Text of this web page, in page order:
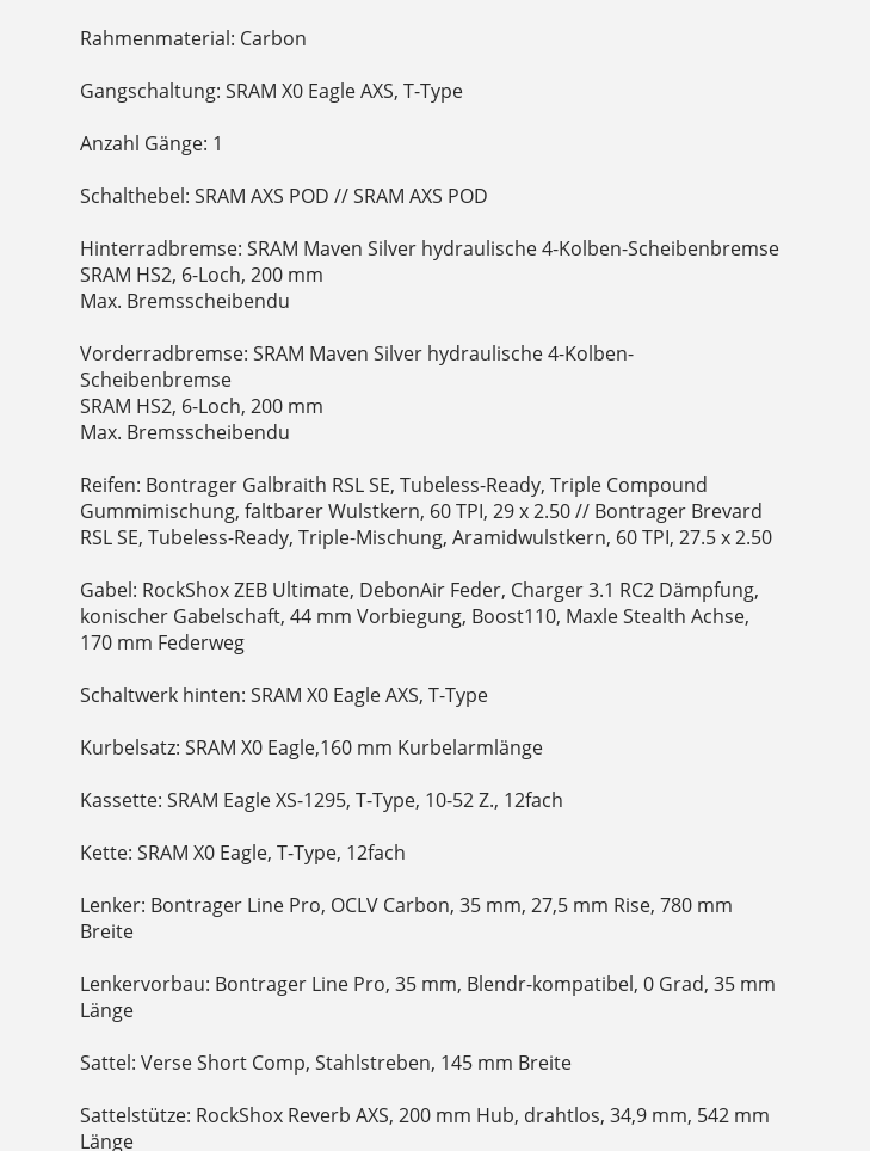
Rahmenmaterial: Carbon
Gangschaltung: SRAM X0 Eagle AXS, T-Type
Anzahl Gänge: 1
Schalthebel: SRAM AXS POD // SRAM AXS POD
Hinterradbremse: SRAM Maven Silver hydraulische 4-Kolben-Scheibenbremse
SRAM HS2, 6-Loch, 200 mm
Max. Bremsscheibendu
Vorderradbremse: SRAM Maven Silver hydraulische 4-Kolben-
Scheibenbremse
SRAM HS2, 6-Loch, 200 mm
Max. Bremsscheibendu
Reifen: Bontrager Galbraith RSL SE, Tubeless-Ready, Triple Compound
Gummimischung, faltbarer Wulstkern, 60 TPI, 29 x 2.50 // Bontrager Brevard
RSL SE, Tubeless-Ready, Triple-Mischung, Aramidwulstkern, 60 TPI, 27.5 x 2.50
Gabel: RockShox ZEB Ultimate, DebonAir Feder, Charger 3.1 RC2 Dämpfung,
konischer Gabelschaft, 44 mm Vorbiegung, Boost110, Maxle Stealth Achse,
170 mm Federweg
Schaltwerk hinten: SRAM X0 Eagle AXS, T-Type
Kurbelsatz: SRAM X0 Eagle,160 mm Kurbelarmlänge
Kassette: SRAM Eagle XS-1295, T-Type, 10-52 Z., 12fach
Kette: SRAM X0 Eagle, T-Type, 12fach
Lenker: Bontrager Line Pro, OCLV Carbon, 35 mm, 27,5 mm Rise, 780 mm
Breite
Lenkervorbau: Bontrager Line Pro, 35 mm, Blendr-kompatibel, 0 Grad, 35 mm
Länge
Sattel: Verse Short Comp, Stahlstreben, 145 mm Breite
Sattelstütze: RockShox Reverb AXS, 200 mm Hub, drahtlos, 34,9 mm, 542 mm
Länge